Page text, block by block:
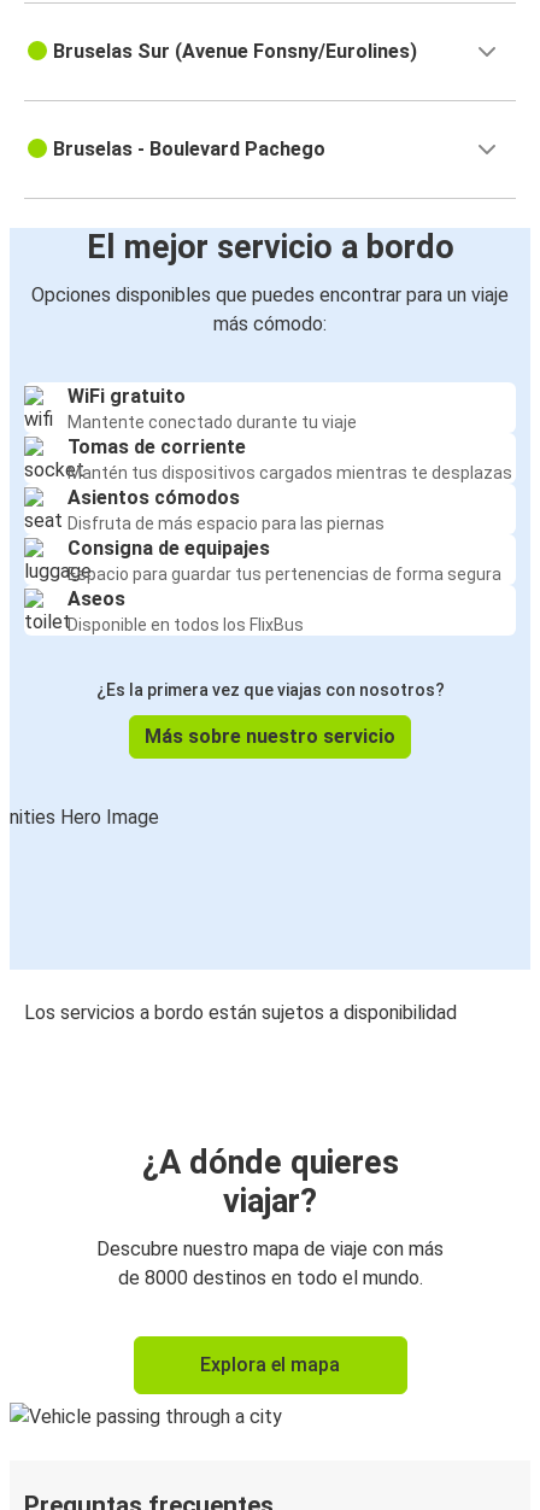
Bruselas Sur (Avenue Fonsny/Eurolines)
Bruselas - Boulevard Pachego
El mejor servicio a bordo
Opciones disponibles que puedes encontrar para un viaje
más cómodo:
WiFi gratuito
Mantente conectado durante tu viaje
Tomas de corriente
Mantén tus dispositivos cargados mientras te desplazas
Asientos cómodos
Disfruta de más espacio para las piernas
Consigna de equipajes
Espacio para guardar tus pertenencias de forma segura
Aseos
Disponible en todos los FlixBus
¿Es la primera vez que viajas con nosotros?
Más sobre nuestro servicio
Los servicios a bordo están sujetos a disponibilidad
¿A dónde quieres
viajar?
Descubre nuestro mapa de viaje con más
de 8000 destinos en todo el mundo.
Explora el mapa